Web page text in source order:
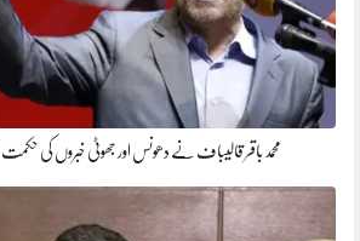
محمد باقر قالیباف نے دھونس اور جھوٹی خبروں کی حکمت